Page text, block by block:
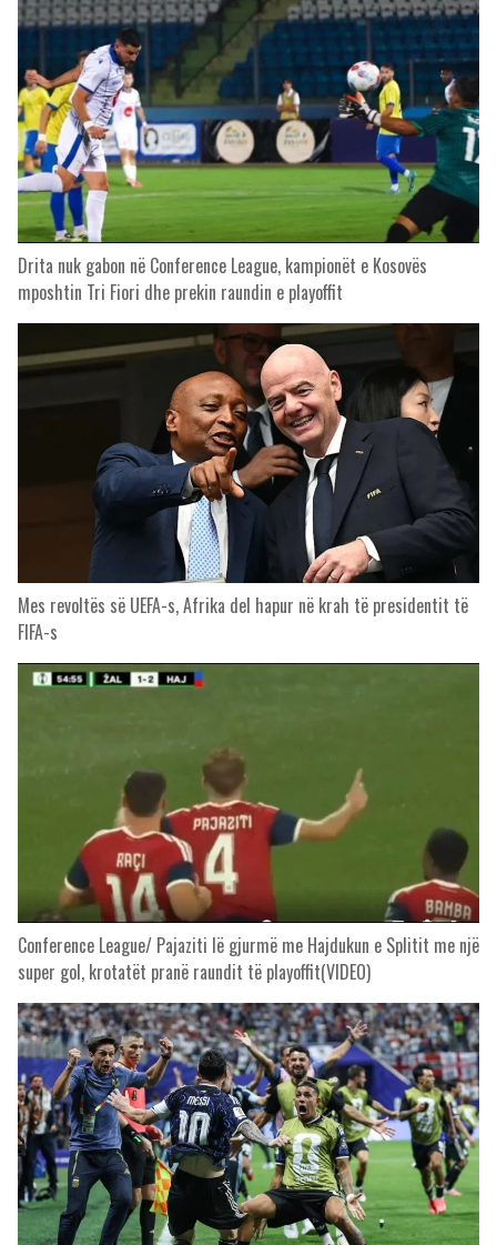
Drita nuk gabon në Conference League, kampionët e Kosovës
mposhtin Tri Fiori dhe prekin raundin e playoffit
Mes revoltës së UEFA-s, Afrika del hapur në krah të presidentit të
FIFA-s
Conference League/ Pajaziti lë gjurmë me Hajdukun e Splitit me një
super gol, krotatët pranë raundit të playoffit(VIDEO)